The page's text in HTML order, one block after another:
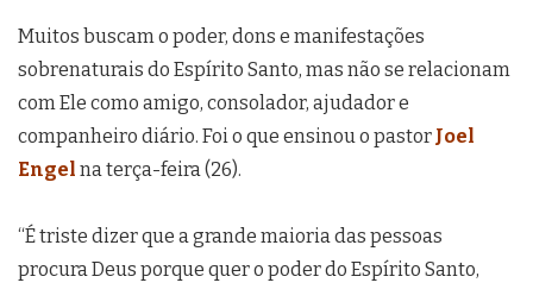
Muitos buscam o poder, dons e manifestações
sobrenaturais do Espírito Santo, mas não se relacionam
com Ele como amigo, consolador, ajudador e
companheiro diário. Foi o que ensinou o pastor Joel
Engel na terça-feira (26).
“É triste dizer que a grande maioria das pessoas
procura Deus porque quer o poder do Espírito Santo,